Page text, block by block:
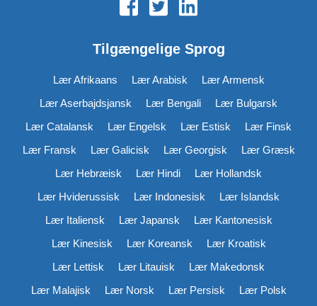
Tilgængelige Sprog
Lær Afrikaans Lær Arabisk
Lær Armensk
Lær Aserbajdsjansk
Lær Bengali
Lær Bulgarsk
Lær Catalansk
Lær Engelsk Lær Estisk
Lær Finsk
Lær Fransk
Lær Galicisk Lær Georgisk
Lær Græsk
Lær Hebræisk
Lær Hindi
Lær Hollandsk
Lær Hviderussisk
Lær Indonesisk
Lær Islandsk
Lær Italiensk
Lær Japansk
Lær Kantonesisk
Lær Kinesisk
Lær Koreansk
Lær Kroatisk
Lær Lettisk
Lær Litauisk
Lær Makedonsk
Lær Malajisk
Lær Norsk Lær Persisk
Lær Polsk